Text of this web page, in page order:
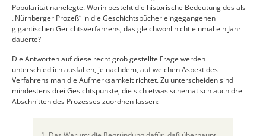
Popularität nahelegte. Worin besteht die historische Bedeutung des als
„Nürnberger Prozeß“ in die Geschichtsbücher eingegangenen
gigantischen Gerichtsverfahrens, das gleichwohl nicht einmal ein Jahr
dauerte?
Die Antworten auf diese recht grob gestellte Frage werden
unterschiedlich ausfallen, je nachdem, auf welchen Aspekt des
Verfahrens man die Aufmerksamkeit richtet. Zu unterscheiden sind
mindestens drei Gesichtspunkte, die sich etwas schematisch auch drei
Abschnitten des Prozesses zuordnen lassen: